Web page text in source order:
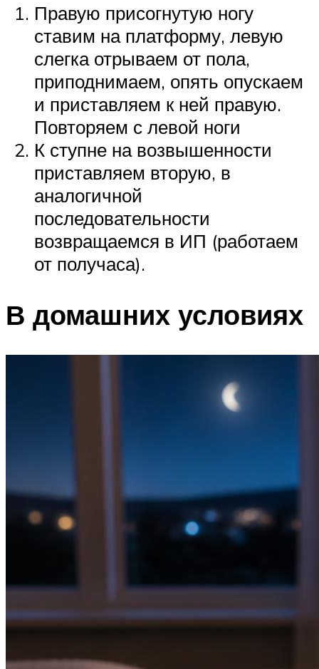
Правую присогнутую ногу
ставим на платформу, левую
слегка отрываем от пола,
приподнимаем, опять опускаем
и приставляем к ней правую.
Повторяем с левой ноги
К ступне на возвышенности
приставляем вторую, в
аналогичной
последовательности
возвращаемся в ИП (работаем
от получаса).
В домашних условиях